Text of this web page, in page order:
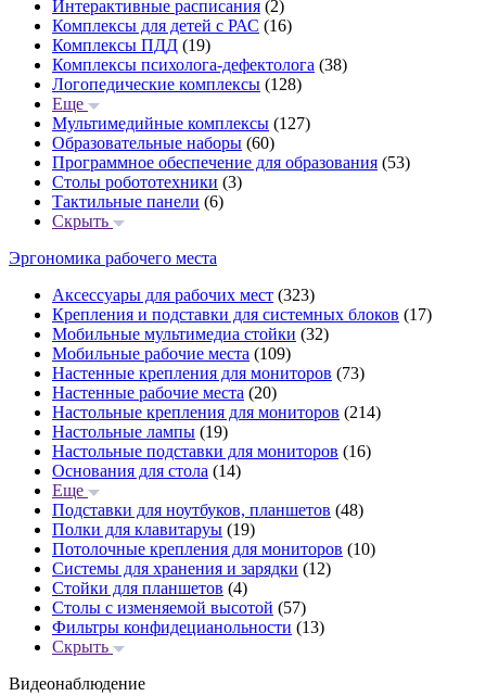
Интерактивные расписания (2)
Комплексы для детей с РАС (16)
Комплексы ПДД (19)
Комплексы психолога-дефектолога (38)
Логопедические комплексы (128)
Еще
Мультимедийные комплексы (127)
Образовательные наборы (60)
Программное обеспечение для образования (53)
Столы робототехники (3)
Тактильные панели (6)
Скрыть
Эргономика рабочего места
Аксессуары для рабочих мест (323)
Крепления и подставки для системных блоков (17)
Мобильные мультимедиа стойки (32)
Мобильные рабочие места (109)
Настенные крепления для мониторов (73)
Настенные рабочие места (20)
Настольные крепления для мониторов (214)
Настольные лампы (19)
Настольные подставки для мониторов (16)
Основания для стола (14)
Еще
Подставки для ноутбуков, планшетов (48)
Полки для клавитаруы (19)
Потолочные крепления для мониторов (10)
Системы для хранения и зарядки (12)
Стойки для планшетов (4)
Столы с изменяемой высотой (57)
Фильтры конфидецианольности (13)
Скрыть
Видеонаблюдение